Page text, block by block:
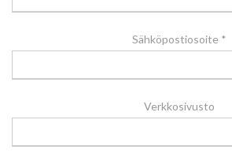
Sähköpostiosoite *
Verkkosivusto